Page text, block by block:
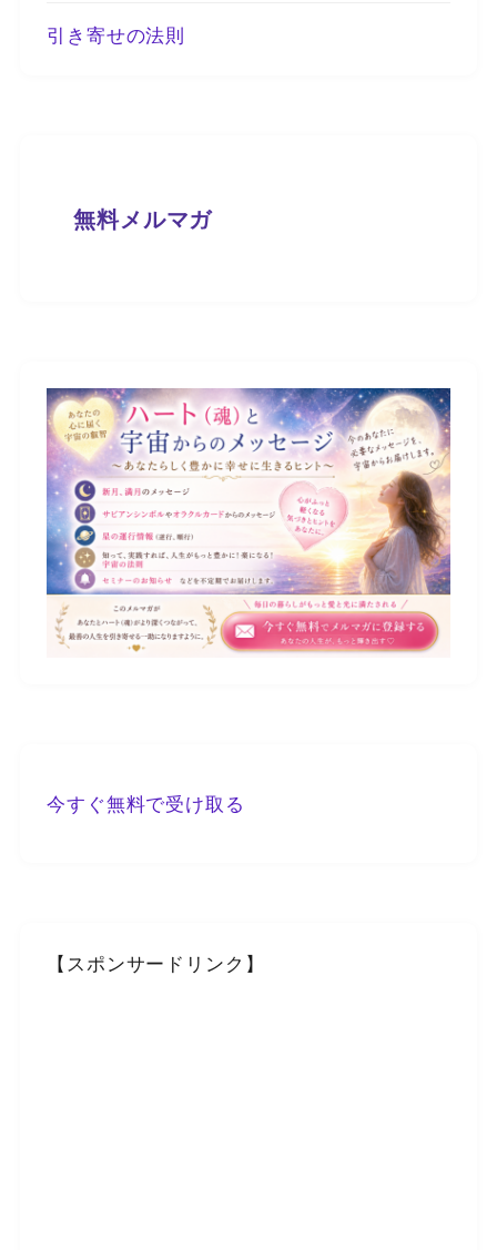
引き寄せの法則
無料メルマガ
今すぐ無料で受け取る
【スポンサードリンク】